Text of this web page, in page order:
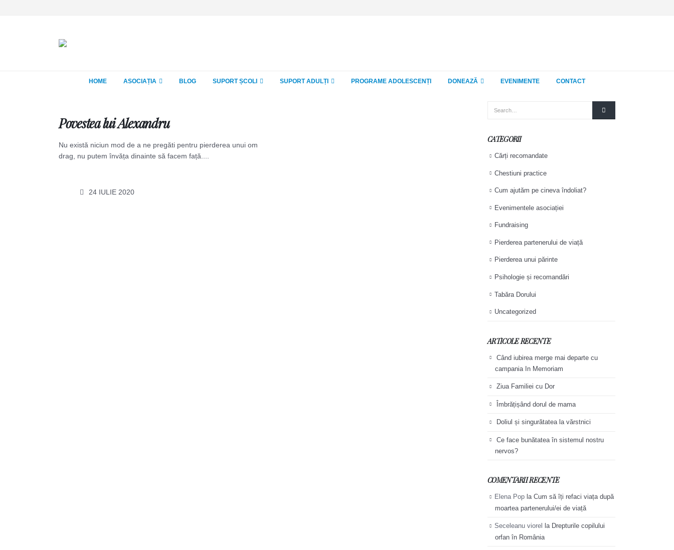
HOME ASOCIAȚIA BLOG SUPORT ȘCOLI SUPORT ADULȚI PROGRAME ADOLESCENȚI DONEAZĂ EVENIMENTE CONTACT
Povestea lui Alexandru
Nu există niciun mod de a ne pregăti pentru pierderea unui om
drag, nu putem învăța dinainte să facem față....
24 IULIE 2020
CATEGORII
Cărți recomandate
Chestiuni practice
Cum ajutăm pe cineva îndoliat?
Evenimentele asociației
Fundraising
Pierderea partenerului de viață
Pierderea unui părinte
Psihologie și recomandări
Tabăra Dorului
Uncategorized
ARTICOLE RECENTE
Când iubirea merge mai departe cu
campania In Memoriam
Ziua Familiei cu Dor
Îmbrățișând dorul de mama
Doliul și singurătatea la vărstnici
Ce face bunătatea în sistemul nostru
nervos?
COMENTARII RECENTE
Elena Pop la Cum să îți refaci viața după
moartea partenerului/ei de viață
Seceleanu viorel la Drepturile copilului
orfan în România